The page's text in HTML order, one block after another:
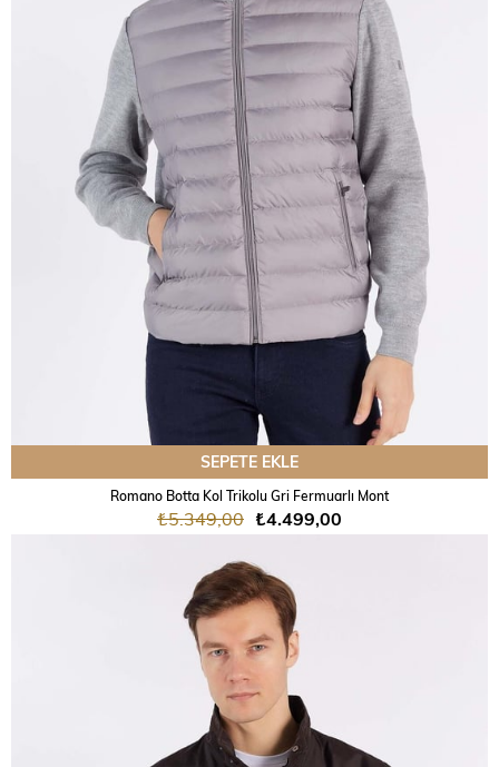
SEPETE EKLE
Romano Botta Kol Trikolu Gri Fermuarlı Mont
₺5.349,00 ₺4.499,00